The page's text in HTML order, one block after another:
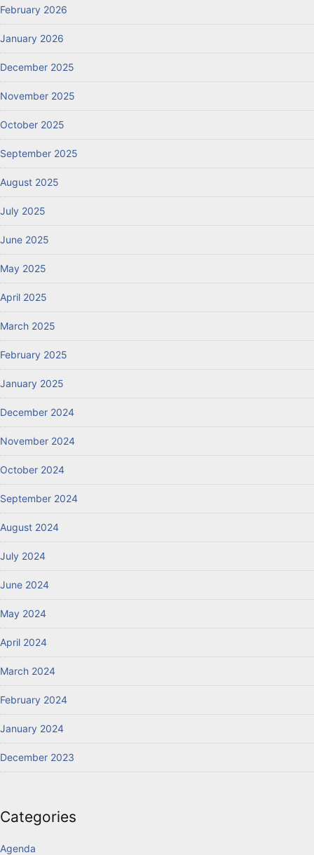
February 2026
January 2026
December 2025
November 2025
October 2025
September 2025
August 2025
July 2025
June 2025
May 2025
April 2025
March 2025
February 2025
January 2025
December 2024
November 2024
October 2024
September 2024
August 2024
July 2024
June 2024
May 2024
April 2024
March 2024
February 2024
January 2024
December 2023
Categories
Agenda